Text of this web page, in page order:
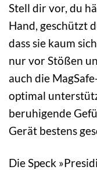
Stell dir vor, du
Hand, geschützt
dass sie kaum
nur vor Stößen
auch die
optimal
beruhigende
Gerät bestens
Die Speck